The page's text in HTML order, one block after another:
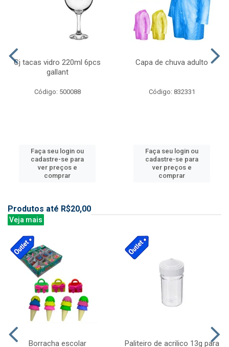
Cj tacas vidro 220ml 6pcs
gallant
Código: 500088
Faça seu login ou
cadastre-se para
ver preços e
comprar
Capa de chuva adulto
Código: 832331
Faça seu login ou
cadastre-se para
ver preços e
comprar
Produtos até R$20,00
Veja mais
Borracha escolar
Paliteiro de acrilico 13g para